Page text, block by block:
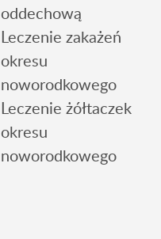
oddechową
Leczenie zakażeń
okresu
noworodkowego
Leczenie żółtaczek
okresu
noworodkowego